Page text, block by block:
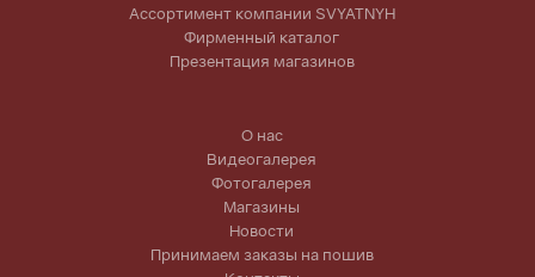
Ассортимент компании SVYATNYH
Фирменный каталог
Презентация магазинов
О нас
Видеогалерея
Фотогалерея
Магазины
Новости
Принимаем заказы на пошив